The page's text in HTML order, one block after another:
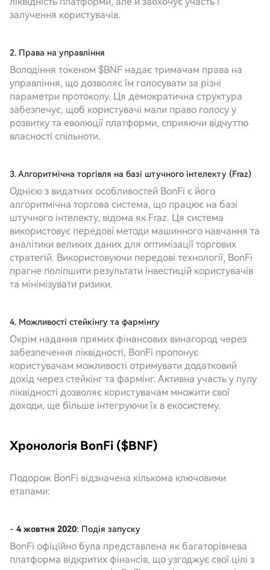
залучення користувачів.
2. Права на управління
Володіння токеном $BNF надає тримачам права на
управління, що дозволяє їм голосувати за різні
параметри протоколу. Ця демократична структура
забезпечує, щоб користувачі мали право голосу у
розвитку та еволюції платформи, сприяючи відчуттю
власності спільноти.
3. Алгоритмічна торгівля на базі штучного інтелекту (Fraz)
Однією з видатних особливостей BonFi є його
алгоритмічна торгова система, що працює на базі
штучного інтелекту, відома як Fraz. Ця система
використовує передові методи машинного навчання та
аналітики великих даних для оптимізації торгових
стратегій. Використовуючи передові технології, BonFi
прагне поліпшити результати інвестицій користувачів
та мінімізувати ризики.
4. Можливості стейкінгу та фармінгу
Окрім надання прямих фінансових винагород через
забезпечення ліквідності, BonFi пропонує
користувачам можливості отримувати додатковий
дохід через стейкінг та фармінг. Активна участь у пулу
ліквідності дозволяє користувачам множити свої
доходи, ще більше інтегруючи їх в екосистему.
Хронологія BonFi ($BNF)
Подорож BonFi відзначена кількома ключовими
етапами:
- 4 жовтня 2020: Подія запуску
BonFi офіційно була представлена як багаторівнева
платформа відкритих фінансів, що узгоджує свої цілі з